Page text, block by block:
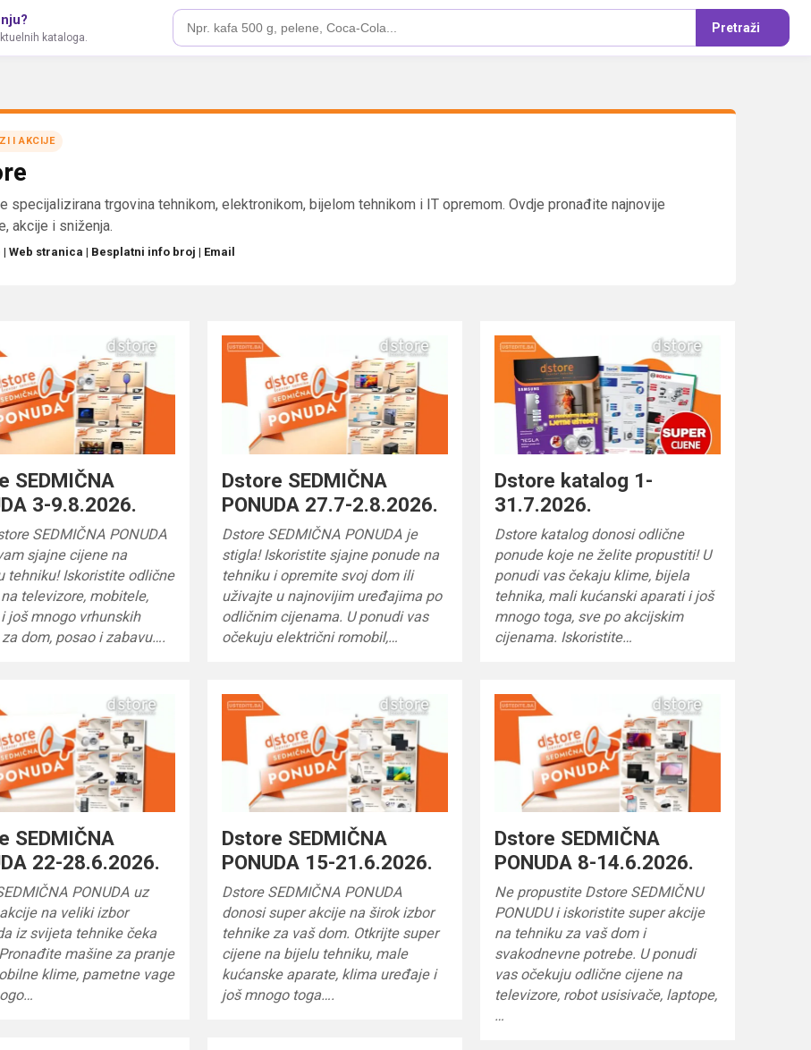
kataloga.
Pretraži
I AKCIJE
specijalizirana trgovina tehnikom, elektronikom, bijelom tehnikom i IT opremom. Ovdje pronađite najnovije
akcije i sniženja.
|Web stranica | Besplatni info broj | Email
SEDMIČNA
3-9.8.2026.
SEDMIČNA PONUDA
sjajne cijene na
tehniku! Iskoristite odlične
televizore, mobitele,
još mnogo vrhunskih
dom, posao i zabavu….
Dstore SEDMIČNA
PONUDA 27.7-2.8.2026.
Dstore SEDMIČNA PONUDA je
stigla! Iskoristite sjajne ponude na
tehniku i opremite svoj dom ili
uživajte u najnovijim uređajima po
odličnim cijenama. U ponudi vas
očekuju električni romobil,…
Dstore katalog 1-
31.7.2026.
Dstore katalog donosi odlične
ponude koje ne želite propustiti! U
ponudi vas čekaju klime, bijela
tehnika, mali kućanski aparati i još
mnogo toga, sve po akcijskim
cijenama. Iskoristite…
SEDMIČNA
22-28.6.2026.
PONUDA uz
na veliki izbor
iz svijeta tehnike čeka
mašine za pranje
klime, pametne vage
Dstore SEDMIČNA
PONUDA 15-21.6.2026.
Dstore SEDMIČNA PONUDA
donosi super akcije na širok izbor
tehnike za vaš dom. Otkrijte super
cijene na bijelu tehniku, male
kućanske aparate, klima uređaje i
još mnogo toga….
Dstore SEDMIČNA
PONUDA 8-14.6.2026.
Ne propustite Dstore SEDMIČNU
PONUDU i iskoristite super akcije
na tehniku za vaš dom i
svakodnevne potrebe. U ponudi
vas očekuju odlične cijene na
televizore, robot usisivače, laptope,
…